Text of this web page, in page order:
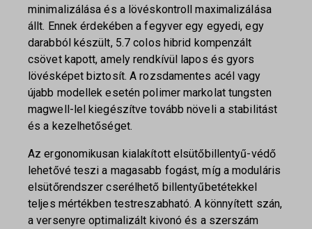
minimalizálása és a lövéskontroll maximalizálása
állt. Ennek érdekében a fegyver egy egyedi, egy
darabból készült, 5.7 colos hibrid kompenzált
csövet kapott, amely rendkívül lapos és gyors
lövésképet biztosít. A rozsdamentes acél vagy
újabb modellek esetén polimer markolat tungsten
magwell-lel kiegészítve tovább növeli a stabilitást
és a kezelhetőséget.
Az ergonomikusan kialakított elsütőbillentyű-védő
lehetővé teszi a magasabb fogást, míg a moduláris
elsütőrendszer cserélhető billentyűbetétekkel
teljes mértékben testreszabható. A könnyített szán,
a versenyre optimalizált kivonó és a szerszám